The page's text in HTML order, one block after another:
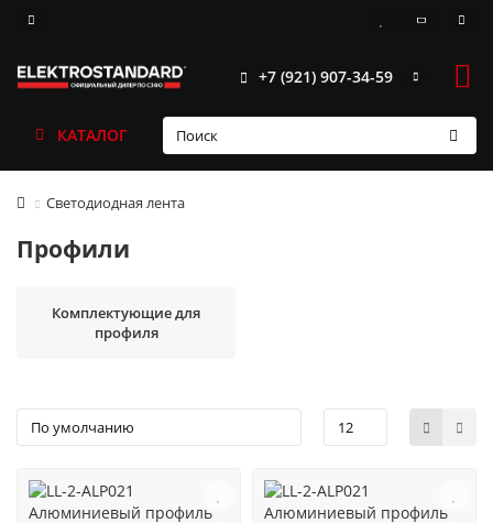
+7 (921) 907-34-59
КАТАЛОГ
Светодиодная лента
Профили
Комплектующие для
профиля